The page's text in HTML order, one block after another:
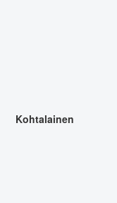
Kohtalainen